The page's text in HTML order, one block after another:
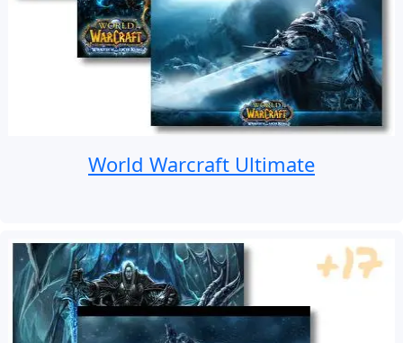
World Warcraft Ultimate